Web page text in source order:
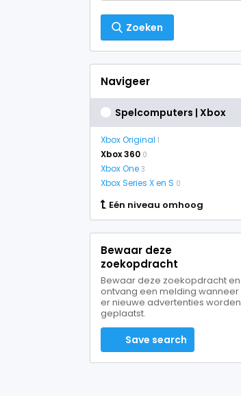
Zoeken
Navigeer
Spelcomputers | Xbox
Xbox Original 1
Xbox 360 0
Xbox One 3
Xbox Series X en S 0
Eén niveau omhoog
Bewaar deze
zoekopdracht
Bewaar deze zoekopdracht en
ontvang een melding wanneer
er nieuwe advertenties worden
geplaatst.
Save search